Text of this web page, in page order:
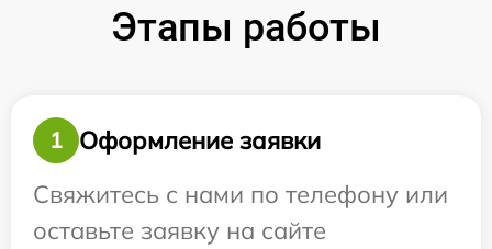
Этапы работы
1
Оформление заявки
Свяжитесь с нами по телефону или
оставьте заявку на сайте